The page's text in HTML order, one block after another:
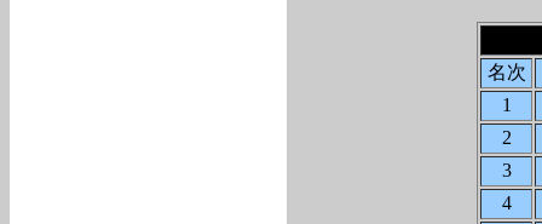
名次
1
2
3
4